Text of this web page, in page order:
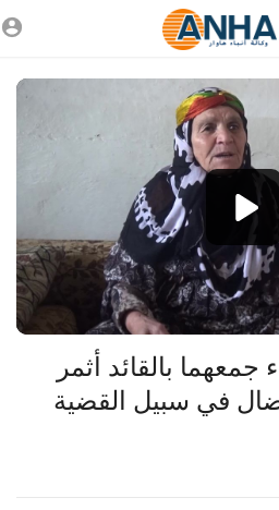
480p
240p
auto
بالقائد أثمر
في سبيل القضية